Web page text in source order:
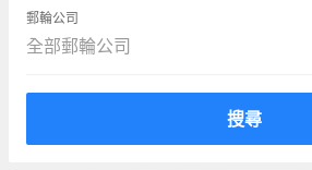
郵輪公司
全部郵輪公司
搜尋